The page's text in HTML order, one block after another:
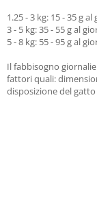
1.25 - 3 kg: 15 - 35 g
3 - 5 kg: 35 - 55 g al
5 - 8 kg: 55 - 95 g al
Il fabbisogno
fattori quali:
disposizione del